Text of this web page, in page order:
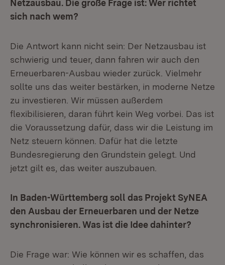
Netzausbau. Die große Frage ist: Wer richtet
sich nach wem?
Die Antwort kann nicht sein: Der Netzausbau ist
schwierig und teuer, dann fahren wir auch den
Erneuerbaren-Ausbau wieder zurück. Vielmehr
sollte uns das weiter bestärken, in moderne Netze
zu investieren. Wir müssen außerdem
flexibilisieren, daran führt kein Weg vorbei. Das ist
die Voraussetzung dafür, dass wir die Leistung im
Netz steuern können. Dafür hat die letzte
Bundesregierung den Grundstein gelegt. Und
jetzt gilt es, das weiter auszubauen.
In Baden-Württemberg soll das Projekt SyNEA
den Ausbau der Erneuerbaren und der Netze
synchronisieren. Was ist die Idee dahinter?
Die Frage war: Wie können wir es schaffen, das